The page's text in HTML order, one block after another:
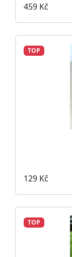
459 Kč
TOP
129 Kč
TOP